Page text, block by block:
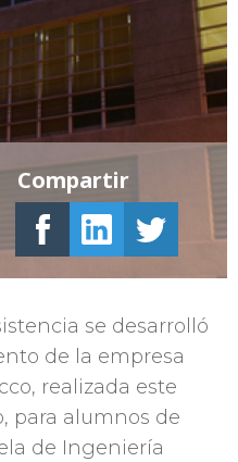
se desarrolló
de la empresa
realizada este
para alumnos de
de Ingeniería
Compartir